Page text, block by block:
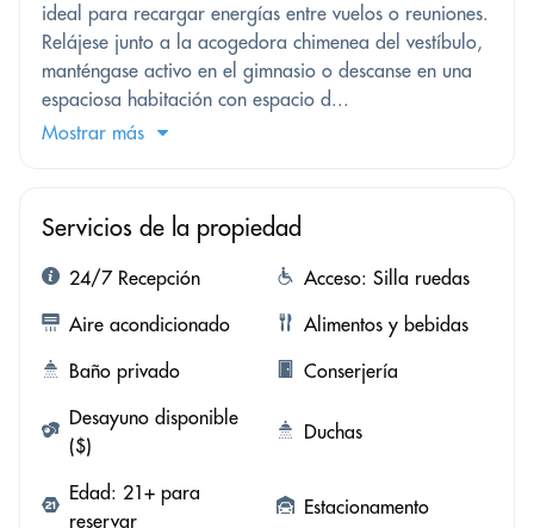
ideal para recargar energías entre vuelos o reuniones.
Relájese junto a la acogedora chimenea del vestíbulo,
manténgase activo en el gimnasio o descanse en una
espaciosa habitación con espacio d...
Mostrar más
Servicios de la propiedad
24/7 Recepción
Acceso: Silla ruedas
Aire acondicionado
Alimentos y bebidas
Baño privado
Conserjería
Desayuno disponible
($)
Duchas
Edad: 21+ para
reservar
Estacionamento